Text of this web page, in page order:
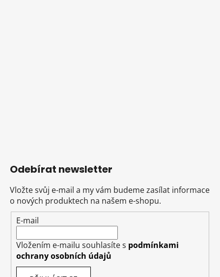
Odebírat newsletter
Vložte svůj e-mail a my vám budeme zasílat informace
o nových produktech na našem e-shopu.
E-mail
Vložením e-mailu souhlasíte s podmínkami
ochrany osobních údajů